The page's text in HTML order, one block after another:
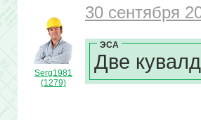
Serg1981
(1279)
30 сентября
ЭСА
Две